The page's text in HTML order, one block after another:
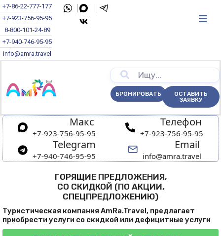
+7-86-22-777-177
+7-923-756-95-95
8-800-101-24-89
+7-940-746-95-95
info@amra.travel
БРОНИРОВАТЬ
ОСТАВИТЬ
ЗАЯВКУ
Макс
+7-923-756-95-95
Телефон
+7-923-756-95-95
Telegram
+7-940-746-95-95
Email
info@amra.travel
ГОРЯЩИЕ ПРЕДЛОЖЕНИЯ,
СО СКИДКОЙ (ПО АКЦИИ,
СПЕЦПРЕДЛОЖЕНИЮ)
Туристическая компания AmRa.Travel, предлагает
приобрести услуги со скидкой или дефицитные услуги